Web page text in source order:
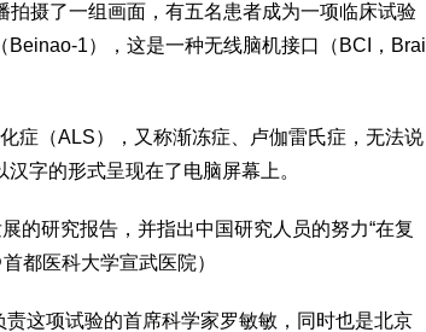
拍摄了一组画面，有五名患者成为一项临床试验
Beinao-1），这是一种无线脑机接口（BCI，Brai
症（ALS），又称渐冻症、卢伽雷氏症，无法说
字的形式呈现在了电脑屏幕上。
的研究报告，并指出中国研究人员的努力“在复
都医科大学宣武医院）
责这项试验的首席科学家罗敏敏，同时也是北京